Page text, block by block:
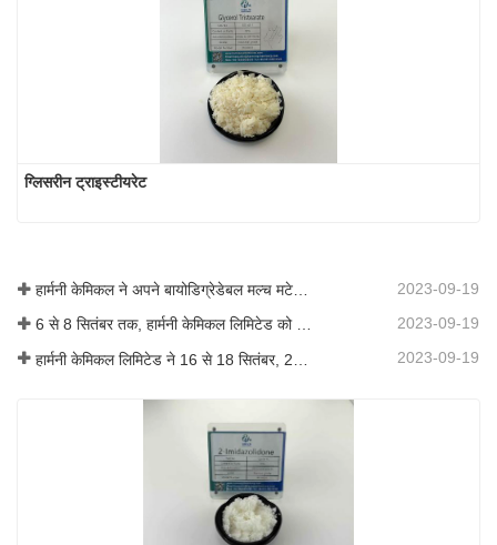
ग्लिसरीन ट्राइस्टीयरेट
2023-09-19
6 से 8 सितंबर तक, हार्मनी केमिकल लिमिटेड को कोटिंग्स ट्रेंड्स एंड टेक्नोलॉजी समिट (सीटीटी) में प्रदर्शन के लिए आमंत्रित किया गया था। 2023-09-19
2023-09-19